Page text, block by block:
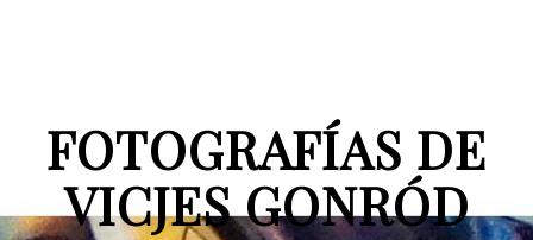
FOTOGRAFÍAS DE
VICJES GONRÓD